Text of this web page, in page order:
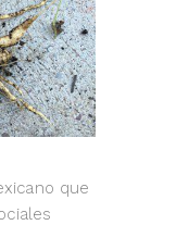
que